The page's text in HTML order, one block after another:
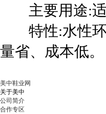
主要用途:适
特性:水性环
量省、成本低。
美中鞋业网
关于美中
公司简介
合作专区